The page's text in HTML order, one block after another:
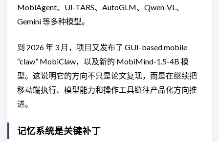
MobiAgent、UI-TARS、AutoGLM、Qwen-VL、
Gemini 等多种模型。
到 2026 年 3 月，项目又发布了 GUI-based mobile
“claw” MobiClaw，以及新的 MobiMind-1.5-4B 模
型。这说明它的方向不只是论文复现，而是在继续把
移动端执行、模型能力和操作工具链往产品化方向推
进。
记忆系统是关键补丁